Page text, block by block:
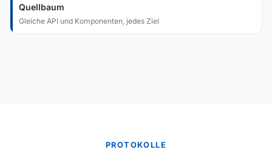
Quellbaum
Gleiche API und Komponenten, jedes Ziel
PROTOKOLLE